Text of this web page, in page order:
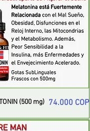
(500 mg) Precio
74.000 COP